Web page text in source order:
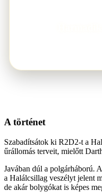
A történet
Szabadítsátok ki R2D2-t a
űrállomás terveit, mielőtt
Javában dúl a polgárháború.
a Halálcsillag veszélyt jelent
de akár bolygókat is képes